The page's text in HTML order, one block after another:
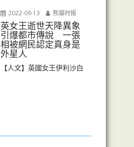
2022-09-13 熊猫时报
英女王逝世天降異象
引爆都市傳說 一張
相被網民認定真身是
外星人
【人文】英國女王伊利沙白